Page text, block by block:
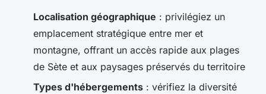
Localisation géographique : privilégiez un
emplacement stratégique entre mer et
montagne, offrant un accès rapide aux plages
de Sète et aux paysages préservés du territoire
Types d'hébergements : vérifiez la diversité